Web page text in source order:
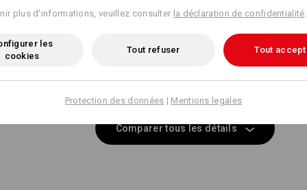
Personnalisation :
Concevoir soi-
même
PLUS DE
à outils disponibles séparément sont l’extension parfaite
et offrent encore plus de place pour vos outils !
Ceinture assortie
+2 autres caractéristiques +2 autres caractéristiques
Comparer tous les détails
plus d'informations, veuillez consulter la déclaration de confidentialité
les
cookies
Tout refuser Tout
Protection des données | Mentions legales